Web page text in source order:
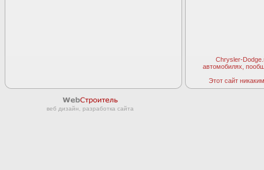
Chrysler-
автомобилях,
Этот сайт
веб дизайн, разработка сайта